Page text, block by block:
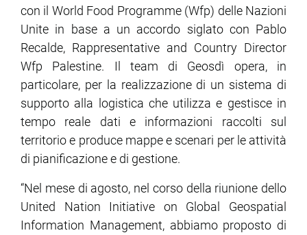
con il World Food Programme (Wfp) delle Nazioni
Unite in base a un accordo siglato con Pablo
Recalde, Rappresentative and Country Director
Wfp Palestine. Il team di Geosdì opera, in
particolare, per la realizzazione di un sistema di
supporto alla logistica che utilizza e gestisce in
tempo reale dati e informazioni raccolti sul
territorio e produce mappe e scenari per le attività
di pianificazione e di gestione.
“Nel mese di agosto, nel corso della riunione dello
United Nation Initiative on Global Geospatial
Information Management, abbiamo proposto di